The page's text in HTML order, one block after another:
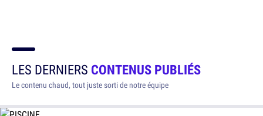
LES DERNIERS CONTENUS PUBLIÉS
Le contenu chaud, tout juste sorti de notre équipe